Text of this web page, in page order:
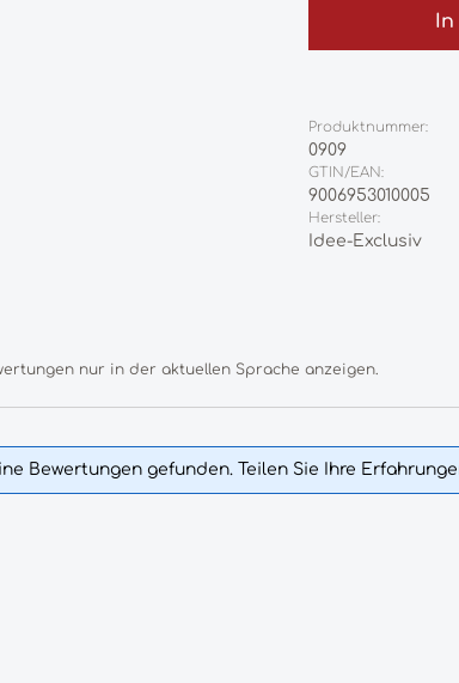
Produktnummer:
0909
GTIN/EAN:
9006953010005
Hersteller:
Idee-Exclusiv
nur in der aktuellen Sprache anzeigen.
Bewertungen gefunden. Teilen Sie Ihre